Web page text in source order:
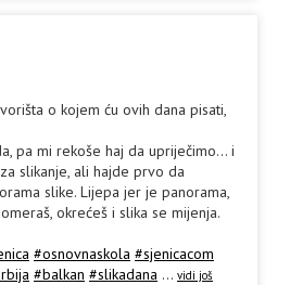
o kojem ću ovih dana pisati,
pa mi rekoše haj da upriječimo... i
slikanje, ali hajde prvo da
slike. Lijepa jer je panorama,
okrećeš i slika se mijenja.
#osnovnaskola #sjenicacom
#balkan #slikadana ... vidi još